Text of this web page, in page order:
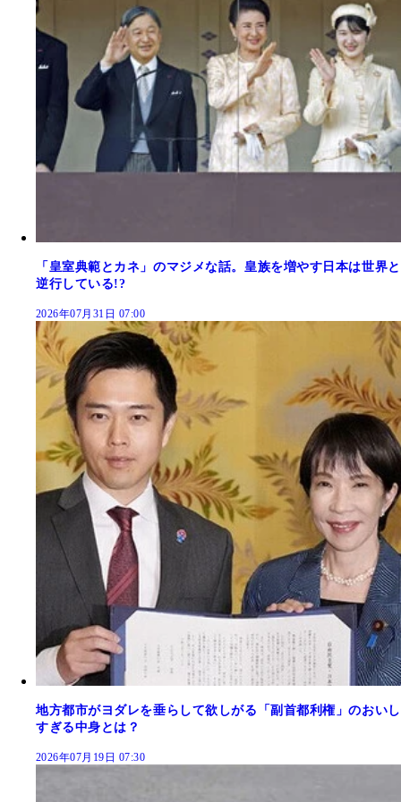
「皇室典範とカネ」のマジメな話。皇族を増やす日本は世界と
逆行している!?
2026年07月31日 07:00
地方都市がヨダレを垂らして欲しがる「副首都利権」のおいし
すぎる中身とは？
2026年07月19日 07:30